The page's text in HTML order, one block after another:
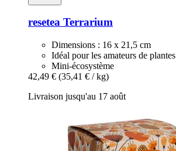
resetea Terrarium
Dimensions : 16 x 21,5 cm
Idéal pour les amateurs de plantes
Mini-écosystème
42,49 € (35,41 € / kg)
Livraison jusqu'au 17 août